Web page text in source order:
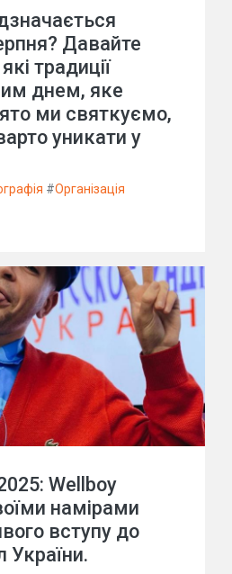
Давайте
традиції
днем, яке
ми святкуємо,
уникати у
#Організація
Wellboy
намірами
вступу до
України.